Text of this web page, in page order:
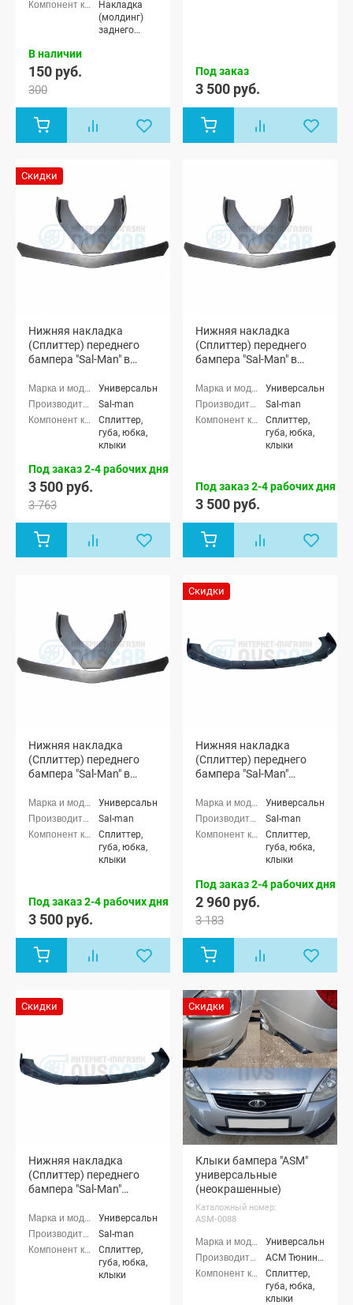
Накладка
(молдинг)
заднего
В наличии
150 руб.
300
Под заказ
3 500 руб.
Скидки
Нижняя накладка
(Сплиттер) переднего
бампера "Sal-Man" в
Универсальные
Sal-man
Сплиттер,
губа, юбка,
клыки
Под заказ 2-4 рабочих дня
3 500 руб.
3 763
Нижняя накладка
(Сплиттер) переднего
бампера "Sal-Man" в
3D карбон)
Универсальные
Sal-man
Сплиттер,
губа, юбка,
клыки
Под заказ 2-4 рабочих дня
3 500 руб.
Нижняя накладка
(Сплиттер) переднего
бампера "Sal-Man" в
Универсальные
Sal-man
Сплиттер,
губа, юбка,
клыки
Под заказ 2-4 рабочих дня
3 500 руб.
Скидки
Нижняя накладка
(Сплиттер) переднего
бампера "Sal-Man"
Универсальные
Sal-man
Сплиттер,
губа, юбка,
клыки
Под заказ 2-4 рабочих дня
2 960 руб.
3 183
Скидки
Нижняя накладка
(Сплиттер) переднего
бампера "Sal-Man"
Универсальные
Sal-man
Сплиттер,
губа, юбка,
клыки
Скидки
Клыки бампера "ASM"
универсальные
(неокрашенные)
Каталожный номер:
ASM-0088
Универсальные
АСМ Тюнинг (ASM tuning)
Сплиттер,
губа, юбка,
клыки